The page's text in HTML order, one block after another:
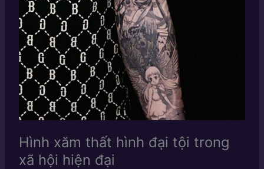
Hình xăm thất hình đại tội trong
xã hội hiện đại